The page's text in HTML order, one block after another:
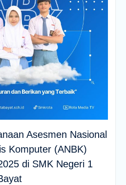
Asesmen Nasional
Komputer (ANBK)
di SMK Negeri 1